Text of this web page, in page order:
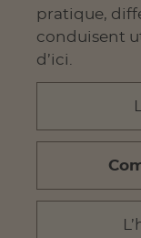
pratique,
conduisent
d’ici.